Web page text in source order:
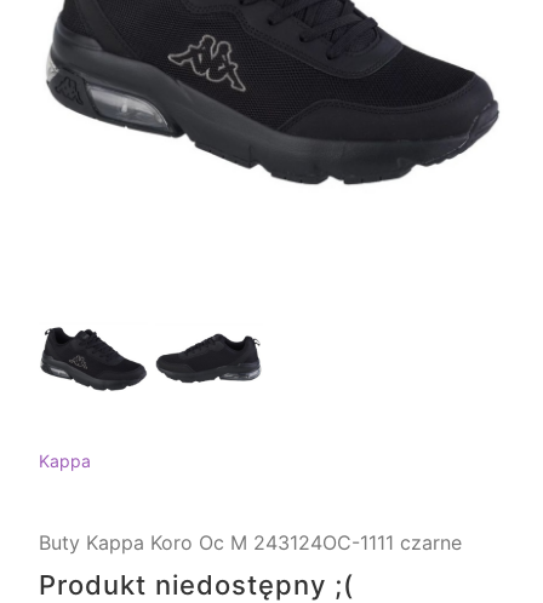
Kappa
Buty Kappa Koro Oc M 243124OC-1111 czarne
Produkt niedostępny ;(